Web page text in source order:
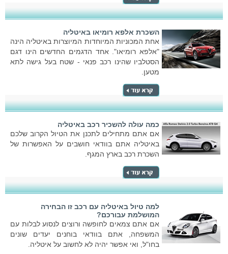
השכרת אלפא רומיאו באיטליה
אחת המכוניות המיוחדות המיוצרות באיטליה הינה
"אלפא רומיאו". אחד הדגמים החדשים הינו דגם
הסטלביו שהינו רכב פנאי - שטח בעל גישה לתא
מטען.
כמה עולה להשכיר רכב באיטליה
אם אתם מתחילים לתכנן את הטיול הקרוב שלכם
באיטליה אתם בוודאי חושבים על האפשרות של
השכרת רכב בארץ המגף.
למה טיול באיטליה עם רכב זו הבחירה
המושלמת עבורכם?
אם אתם צמאים לחופשה ורוצים לנסוע לבלות עם
המשפחה, אתם בוודאי בוחנים יעדים שונים
בחו"ל, ואי אפשר יהיה לא לחשוב על איטליה.